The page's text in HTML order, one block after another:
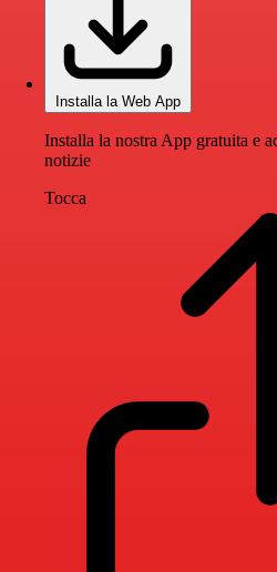
Installa la Web App
Installa la nostra App gratuita e
notizie
Tocca